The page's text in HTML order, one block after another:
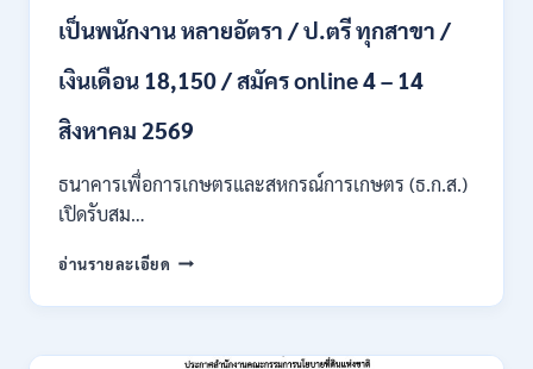
เดือน
21780
ไม่
ผ่าน
กพ.
เป็นพนักงาน หลายอัตรา / ป.ตรี ทุกสาขา /
เงินเดือน 18,150 / สมัคร online 4 – 14
สิงหาคม 2569
ธนาคารเพื่อการเกษตรและสหกรณ์การเกษตร (ธ.ก.ส.)
เปิดรับสม…
อ่านรายละเอียด ธนาคาร
การเกษตร
สหกรณ์